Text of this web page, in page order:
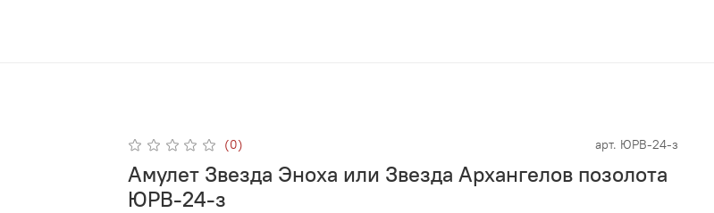
(0) арт. ЮРВ-24-з
Амулет Звезда Эноха или Звезда Архангелов позолота
ЮРВ-24-з